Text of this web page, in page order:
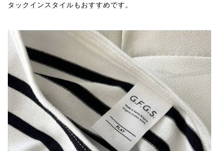
タックインスタイルもおすすめです。